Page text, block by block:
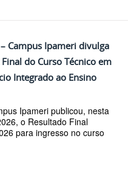
Campus Ipameri divulga
do Curso Técnico em
Integrado ao Ensino
Ipameri publicou, nesta
o Resultado Final
para ingresso no curso